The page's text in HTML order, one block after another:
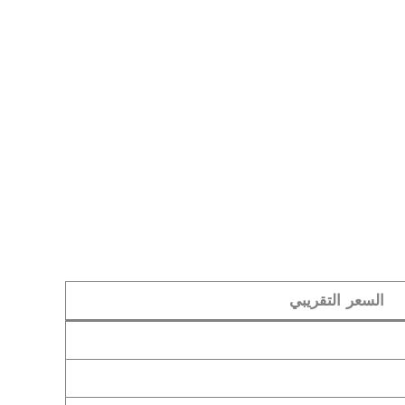
السعر التقريبي